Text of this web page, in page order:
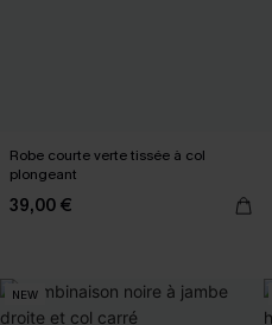
Robe courte verte tissée à col
plongeant
39,00 €
NEW